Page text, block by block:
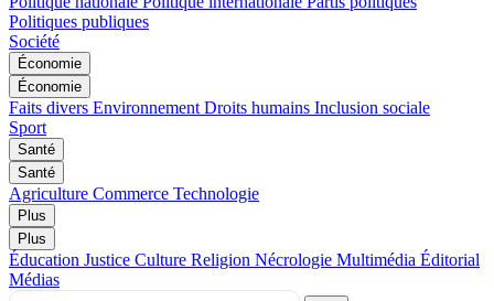
Politiques publiques
Société
Économie
Économie
Faits divers Environnement Droits humains Inclusion sociale
Sport
Santé
Santé
Agriculture Commerce Technologie
Plus
Plus
Éducation Justice Culture Religion Nécrologie Multimédia Éditorial
Médias